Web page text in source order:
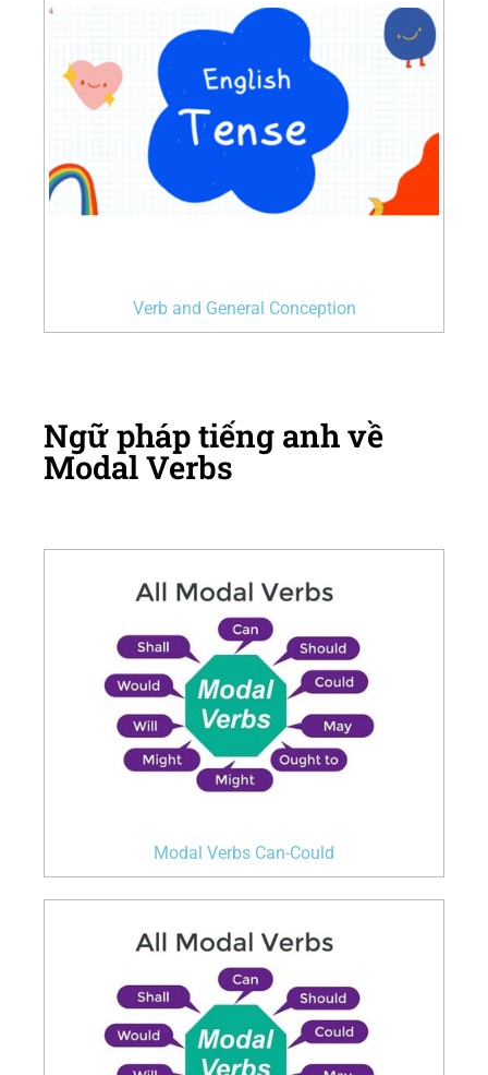
Verb and General Conception
Ngữ pháp tiếng anh về
Modal Verbs
Modal Verbs Can-Could